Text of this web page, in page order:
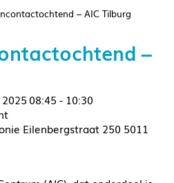
– AIC Tilburg
–
08:45 - 10:30
Eilenbergstraat 250 5011